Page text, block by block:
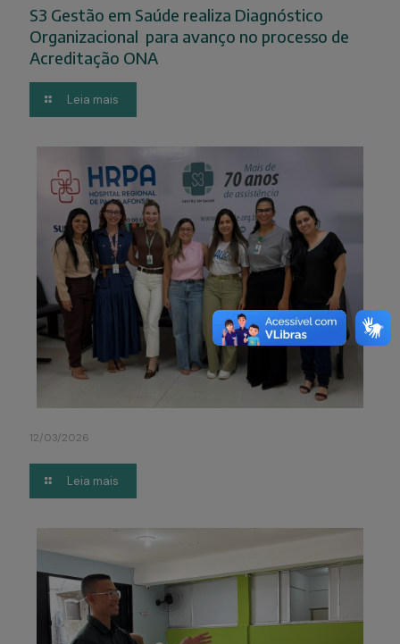
S3 Gestão em Saúde realiza Diagnóstico
Organizacional para avanço no processo de
Acreditação ONA
Leia mais
12/03/2026
Leia mais